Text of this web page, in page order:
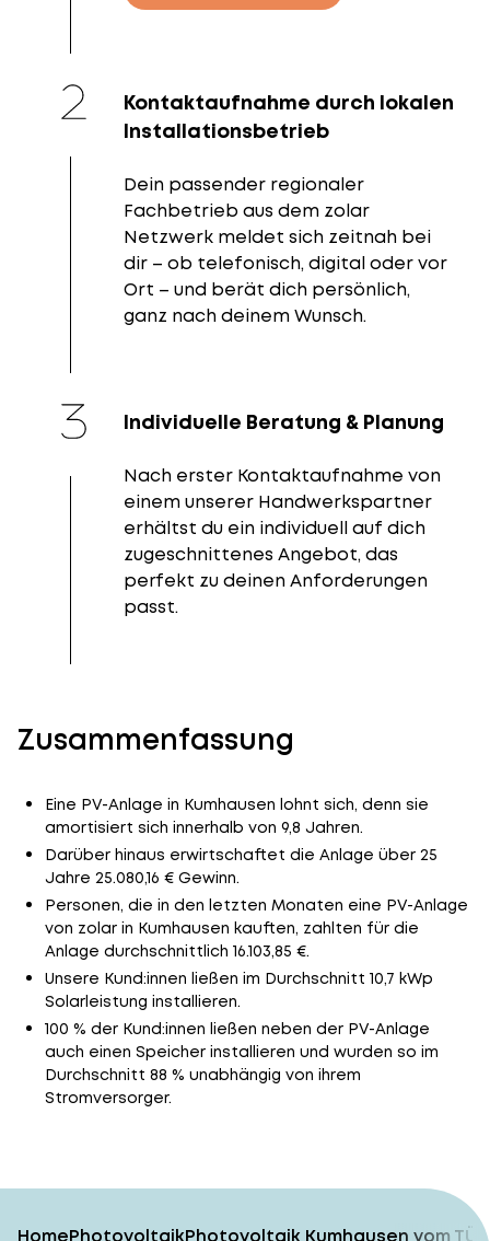
Kontaktaufnahme durch lokalen
Installationsbetrieb
Dein passender regionaler
Fachbetrieb aus dem zolar
Netzwerk meldet sich zeitnah bei
dir – ob telefonisch, digital oder vor
Ort – und berät dich persönlich,
ganz nach deinem Wunsch.
Individuelle Beratung & Planung
Nach erster Kontaktaufnahme von
einem unserer Handwerkspartner
erhältst du ein individuell auf dich
zugeschnittenes Angebot, das
perfekt zu deinen Anforderungen
passt.
Zusammenfassung
Eine PV-Anlage in Kumhausen lohnt sich, denn sie
amortisiert sich innerhalb von 9,8 Jahren.
Darüber hinaus erwirtschaftet die Anlage über 25
Jahre 25.080,16 € Gewinn.
Personen, die in den letzten Monaten eine PV-Anlage
von zolar in Kumhausen kauften, zahlten für die
Anlage durchschnittlich 16.103,85 €.
Unsere Kund:innen ließen im Durchschnitt 10,7 kWp
Solarleistung installieren.
100 % der Kund:innen ließen neben der PV-Anlage
auch einen Speicher installieren und wurden so im
Durchschnitt 88 % unabhängig von ihrem
Stromversorger.